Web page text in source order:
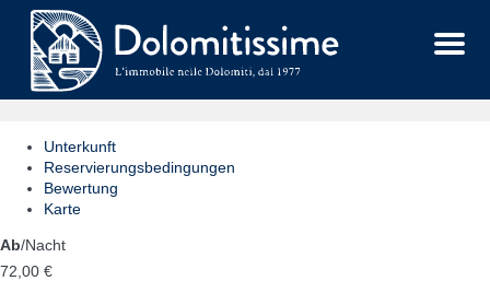
Menu
Unterkunft
Reservierungsbedingungen
Bewertung
Karte
Ab/Nacht
72, 00 €